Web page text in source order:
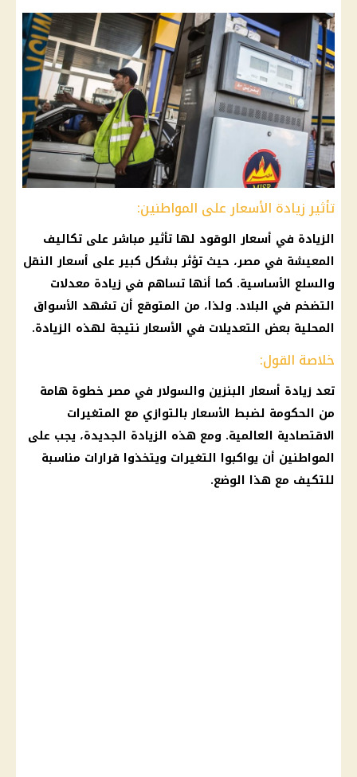
تأثير زيادة الأسعار على المواطنين:
الزيادة في أسعار الوقود لها تأثير مباشر على تكاليف
المعيشة في مصر، حيث تؤثر بشكل كبير على أسعارالنقل
والسلع الأساسية. كما أنها تساهم في زيادة معدلات
التضخم في البلاد. ولذا، من المتوقع أن تشهد الأسواق
المحلية بعض التعديلات في الأسعارنتيجة لهذه الزيادة.
خلاصة القول:
تعد زيادة أسعار البنزين والسولار في مصرخطوة هامة
من الحكومة لضبط الأسعاربالتوازي مع المتغيرات
الاقتصادية العالمية. ومع هذه الزيادة الجديدة، يجب على
المواطنين أن يواكبوا التغيرات ويتخذوا قرارات مناسبة
للتكيف مع هذا الوضع.